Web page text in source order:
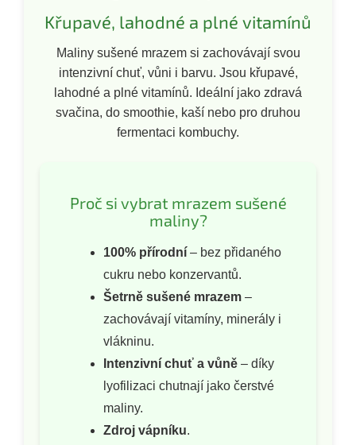
Křupavé, lahodné a plné vitamínů
Maliny sušené mrazem si zachovávají svou
intenzivní chuť, vůni i barvu. Jsou křupavé,
lahodné a plné vitamínů. Ideální jako zdravá
svačina, do smoothie, kaší nebo pro druhou
fermentaci kombuchy.
Proč si vybrat mrazem sušené
maliny?
100% přírodní – bez přidaného
cukru nebo konzervantů.
Šetrně sušené mrazem –
zachovávají vitamíny, minerály i
vlákninu.
Intenzivní chuť a vůně – díky
lyofilizaci chutnají jako čerstvé
maliny.
Zdroj vápníku.